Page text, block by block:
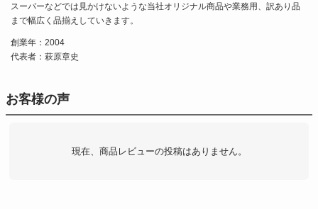
スーパーなどでは見かけないような当社オリジナル商品や業務用、訳あり品
まで幅広く品揃えしていきます。
創業年：2004
代表者：萩原章史
お客様の声
現在、商品レビューの投稿はありません。